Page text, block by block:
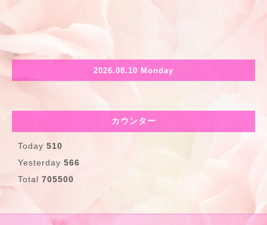
2026.08.10 Monday
カウンター
Today 510
Yesterday 566
Total 705500